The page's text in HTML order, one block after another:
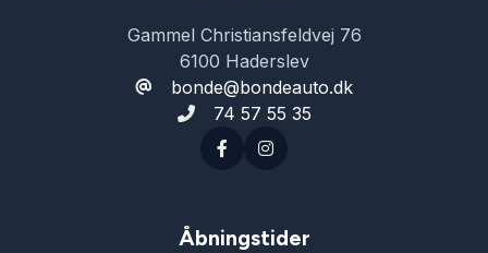
Gammel Christiansfeldvej 76
6100 Haderslev
bonde@bondeauto.dk
74 57 55 35
Åbningstider